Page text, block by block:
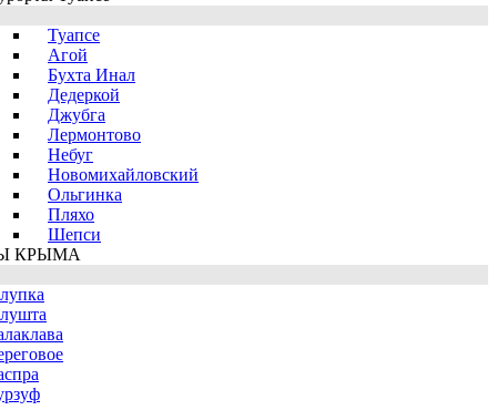
Туапсе
Агой
Бухта Инал
Дедеркой
Джубга
Лермонтово
Небуг
Новомихайловский
Ольгинка
Пляхо
Шепси
КРЫМА